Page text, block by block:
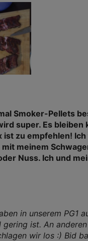
Smoker-Pellets
super. Es bleiben
zu empfehlen!
meinem
Nuss. Ich und
in unserem PG1
ist. An
wir los :) Bid